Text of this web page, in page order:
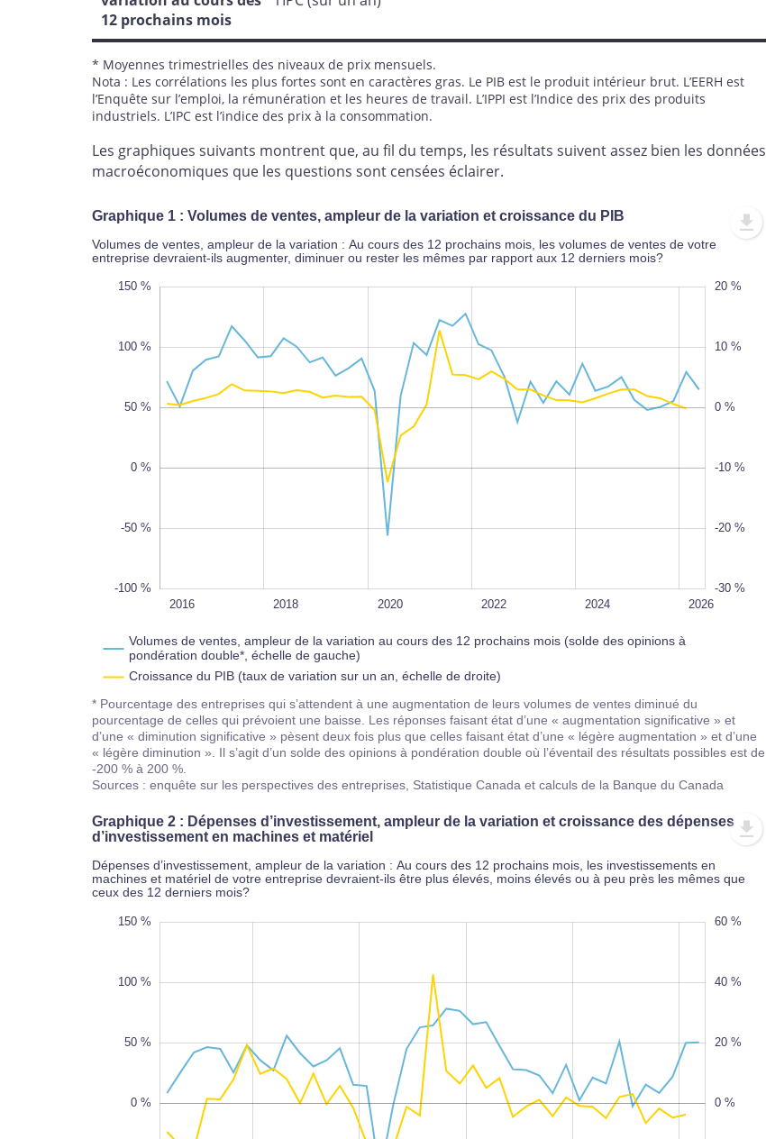
12 prochains mois
* Moyennes trimestrielles des niveaux de prix mensuels.
Nota : Les corrélations les plus fortes sont en caractères gras. Le PIB est le produit intérieur brut. L’EERH est
l’Enquête sur l’emploi, la rémunération et les heures de travail. L’IPPI est l’Indice des prix des produits
industriels. L’IPC est l’indice des prix à la consommation.
Les graphiques suivants montrent que, au fil du temps, les résultats suivent assez bien les données
macroéconomiques que les questions sont censées éclairer.
Graphique 1 : Volumes de ventes, ampleur de la variation et croissance du PIB
Volumes de ventes, ampleur de la variation : Au cours des 12 prochains mois, les volumes de ventes de votre
entreprise devraient-ils augmenter, diminuer ou rester les mêmes par rapport aux 12 derniers mois?
150 %
100 %
50 %
0 %
-50 %
-100 %
-40 %
-35 %
-30 %
-25 %
-20 %
30 %
20 %
10 %
0 %
-10 %
-20 %
-30 %
-40 %
-50 %
L
2016 2018 2020 2022 2024 2026
2028
Volumes de ventes, ampleur de la variation au cours des 12 prochains mois (solde des opinions à
pondération double*, échelle de gauche)
Croissance du PIB (taux de variation sur un an, échelle de droite)
* Pourcentage des entreprises qui s’attendent à une augmentation de leurs volumes de ventes diminué du
pourcentage de celles qui prévoient une baisse. Les réponses faisant état d’une « augmentation significative » et
d’une « diminution significative » pèsent deux fois plus que celles faisant état d’une « légère augmentation » et d’une
« légère diminution ». Il s’agit d’un solde des opinions à pondération double où l’éventail des résultats possibles est de
-200 % à 200 %.
Sources : enquête sur les perspectives des entreprises, Statistique Canada et calculs de la Banque du Canada
Graphique 2 : Dépenses d’investissement, ampleur de la variation et croissance des dépenses
d’investissement en machines et matériel
Dépenses d’investissement, ampleur de la variation : Au cours des 12 prochains mois, les investissements en
machines et matériel de votre entreprise devraient-ils être plus élevés, moins élevés ou à peu près les mêmes que
ceux des 12 derniers mois?
150 %
100 %
50 %
0 %
-60 %
-50 %
-40 %
-30 %
-20 %
80 %
60 %
40 %
20 %
0 %
-60 %
-80 %
100%